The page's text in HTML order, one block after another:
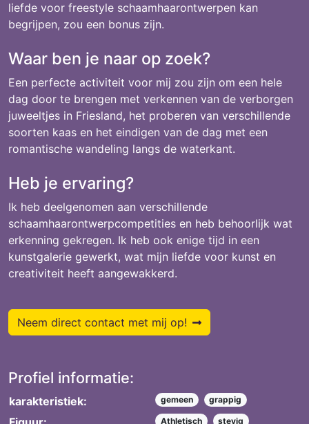
liefde voor freestyle schaamhaarontwerpen kan
begrijpen, zou een bonus zijn.
Waar ben je naar op zoek?
Een perfecte activiteit voor mij zou zijn om een hele
dag door te brengen met verkennen van de verborgen
juweeltjes in Friesland, het proberen van verschillende
soorten kaas en het eindigen van de dag met een
romantische wandeling langs de waterkant.
Heb je ervaring?
Ik heb deelgenomen aan verschillende
schaamhaarontwerpcompetities en heb behoorlijk wat
erkenning gekregen. Ik heb ook enige tijd in een
kunstgalerie gewerkt, wat mijn liefde voor kunst en
creativiteit heeft aangewakkerd.
Neem direct contact met mij op!
Profiel informatie:
karakteristiek: gemeen grappig
Athletisch stevig